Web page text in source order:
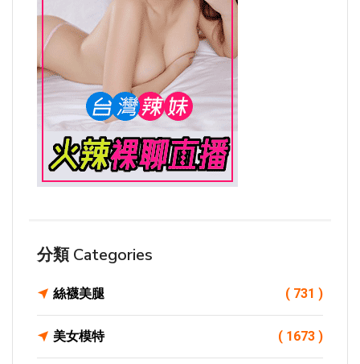
分類 Categories
絲襪美腿 ( 731 )
美女模特 ( 1673 )